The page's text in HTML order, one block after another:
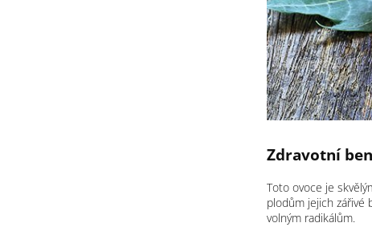
Zdravotní
Toto ovoce je
plodům jejich zářivé
volným radikálům.